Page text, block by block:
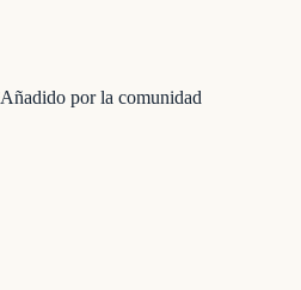
Añadido por la comunidad